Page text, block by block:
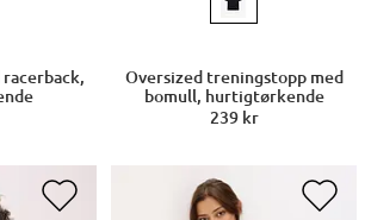
Oversized treningstopp med
bomull, hurtigtørkende
239 kr